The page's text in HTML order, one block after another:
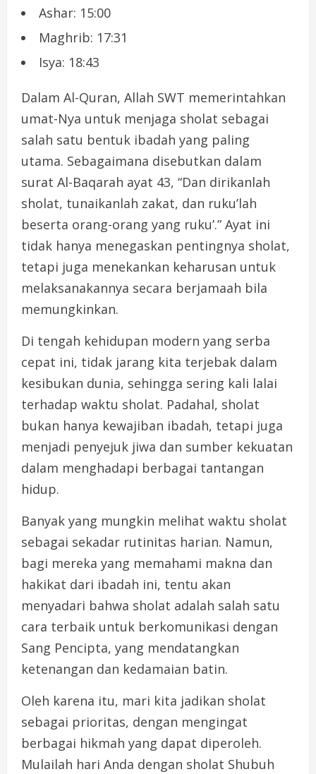
Ashar: 15:00
Maghrib: 17:31
Isya: 18:43
Dalam Al-Quran, Allah SWT memerintahkan
umat-Nya untuk menjaga sholat sebagai
salah satu bentuk ibadah yang paling
utama. Sebagaimana disebutkan dalam
surat Al-Baqarah ayat 43, “Dan dirikanlah
sholat, tunaikanlah zakat, dan ruku’lah
beserta orang-orang yang ruku’.” Ayat ini
tidak hanya menegaskan pentingnya sholat,
tetapi juga menekankan keharusan untuk
melaksanakannya secara berjamaah bila
memungkinkan.
Di tengah kehidupan modern yang serba
cepat ini, tidak jarang kita terjebak dalam
kesibukan dunia, sehingga sering kali lalai
terhadap waktu sholat. Padahal, sholat
bukan hanya kewajiban ibadah, tetapi juga
menjadi penyejuk jiwa dan sumber kekuatan
dalam menghadapi berbagai tantangan
hidup.
Banyak yang mungkin melihat waktu sholat
sebagai sekadar rutinitas harian. Namun,
bagi mereka yang memahami makna dan
hakikat dari ibadah ini, tentu akan
menyadari bahwa sholat adalah salah satu
cara terbaik untuk berkomunikasi dengan
Sang Pencipta, yang mendatangkan
ketenangan dan kedamaian batin.
Oleh karena itu, mari kita jadikan sholat
sebagai prioritas, dengan mengingat
berbagai hikmah yang dapat diperoleh.
Mulailah hari Anda dengan sholat Shubuh